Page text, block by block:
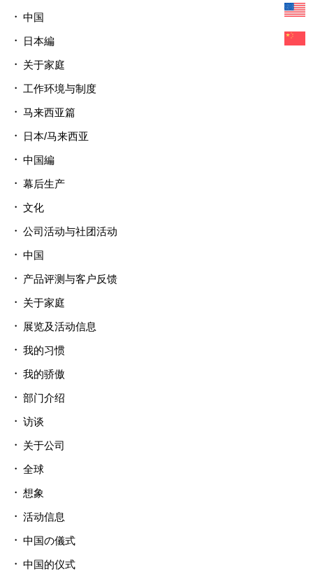
中国
日本編
关于家庭
工作环境与制度
马来西亚篇
日本/马来西亚
中国編
幕后生产
文化
公司活动与社团活动
中国
产品评测与客户反馈
关于家庭
展览及活动信息
我的习惯
我的骄傲
部门介绍
访谈
关于公司
全球
想象
活动信息
中国の儀式
中国的仪式